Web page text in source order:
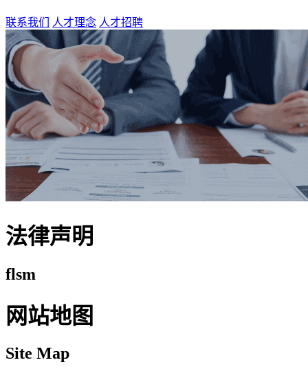
联系我们 人才理念 人才招聘
法律声明
flsm
网站地图
Site Map